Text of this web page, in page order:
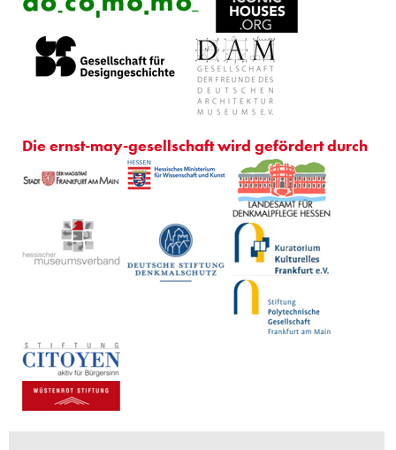
Die ernst-may-gesellschaft wird gefördert durch